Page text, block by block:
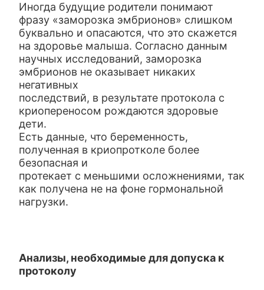
Иногда будущие родители понимают
фразу «заморозка эмбрионов» слишком
буквально и опасаются, что это скажется
на здоровье малыша. Согласно данным
научных исследований, заморозка
эмбрионов не оказывает никаких
негативных
последствий, в результате протокола с
криопереносом рождаются здоровые
дети.
Есть данные, что беременность,
полученная в криопротколе более
безопасная и
протекает с меньшими осложнениями, так
как получена не на фоне гормональной
нагрузки.
Анализы, необходимые для допуска к
протоколу